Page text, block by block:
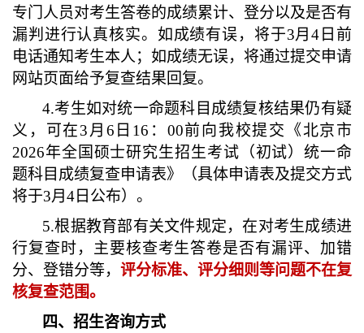
专门人员对考生答卷的成绩累计、登分以及是否有
漏判进行认真核实。如成绩有误，将于3月4 日前
电话通知考生本人；如成绩无误，将通过提交申请
网站页面给予复查结果回复。
4.考生如对统一命题科目成绩复核结果仍有疑
义，可在3月6 日 16：00前 向我校提交《北京市
2026年全国硕士研究生招生考试 （初试）统一命
题科目成绩复查申请表》（具体申请表及提交方式
将于3月4日公布）。
5.根据教育部有关文件规定，在对考生成绩进
行复查时，主要核查考生答卷是否有漏评、加错
分、登错分等， 评分标准、评分细则等问题不在复
核复查范围。
四、招生咨询方式